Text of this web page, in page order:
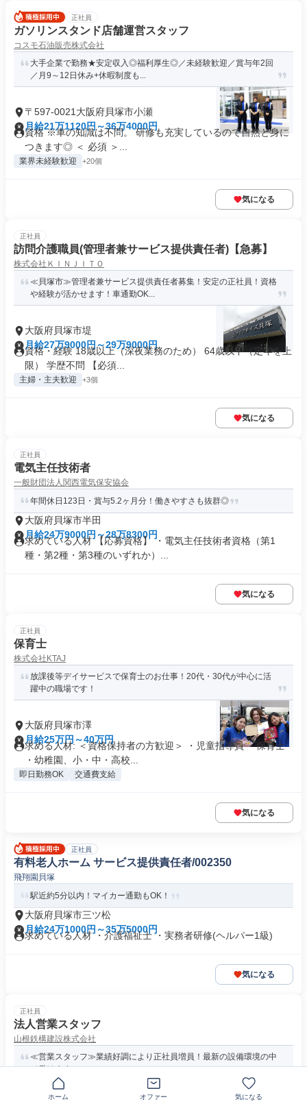
正社員
ガソリンスタンド店舗運営スタッフ
コスモ石油販売株式会社
大手企業で勤務★安定収入◎福利厚生◎／未経験歓迎／賞与年2回
／月9～12日休み+休暇制度も...
〒597-0021大阪府貝塚市小瀬
月給21万1120円～36万4000円
資格 ※車の知識は不問。 研修も充実しているので自然と身に
つきます◎ ＜ 必須 ＞...
業界未経験歓迎 +20個
気になる
正社員
訪問介護職員(管理者兼サービス提供責任者)【急募】
株式会社ＫＩＮＪＩＴＯ
≪貝塚市≫管理者兼サービス提供責任者募集！安定の正社員！資格
や経験が活かせます！車通勤OK...
大阪府貝塚市堤
月給27万9000円～29万9000円
資格・経験 18歳以上（深夜業務のため） 64歳以下（定年を上
限） 学歴不問 【必須...
主婦・主夫歓迎 +3個
気になる
正社員
電気主任技術者
一般財団法人関西電気保安協会
年間休日123日・賞与5.2ヶ月分！働きやすさも抜群◎
大阪府貝塚市半田
月給24万9000円～28万8300円
求めている人材 【応募資格】 ・電気主任技術者資格（第1
種・第2種・第3種のいずれか）...
気になる
正社員
保育士
株式会社KTAJ
放課後等デイサービスで保育士のお仕事！20代・30代が中心に活
躍中の職場です！
大阪府貝塚市澤
月給25万円～40万円
求める人材: ＜資格保持者の方歓迎＞ ・児童指導員 ・保育士
・幼稚園、小・中・高校...
即日勤務OK 交通費支給
気になる
正社員
有料老人ホーム サービス提供責任者/002350
飛翔園貝塚
駅近約5分以内！マイカー通勤もOK！
大阪府貝塚市三ツ松
月給24万1000円～35万5000円
求めている人材 ・介護福祉士 ・実務者研修(ヘルパー1級)
気になる
正社員
法人営業スタッフ
山根鉄構建設株式会社
≪営業スタッフ≫業績好調により正社員増員！最新の設備環境の中
で働けます♪
ホーム オファー 気になる